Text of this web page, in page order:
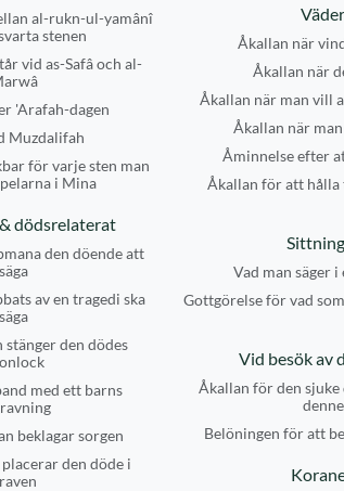
al-rukn-ul-yamânî
stenen
vid as-Safâ och al-
'Arafah-dagen
Muzdalifah
för varje sten man
i Mina
Väder
Åkallan när
Åkallan när
Åkallan när man vill
Åkallan när
Åminnelse efter
Åkallan för att hålla
dödsrelaterat
den döende att
säga
av en tragedi ska
säga
stänger den dödes
med ett barns
beklagar sorgen
den döde i
Vad man säger
Gottgörelse för vad
Vid besök av
Åkallan för den sjuke
denne
Belöningen för att